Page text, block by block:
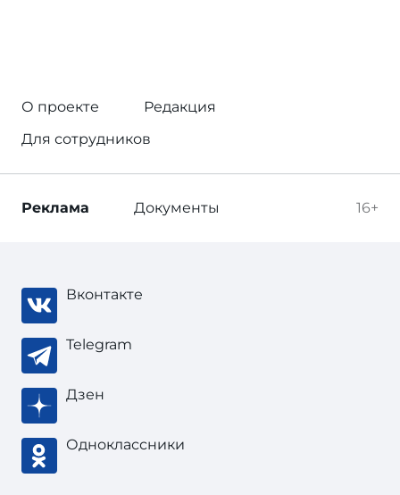
О проекте
Редакция
Для сотрудников
16+
Реклама Документы
Вконтакте
Telegram
Дзен
Одноклассники